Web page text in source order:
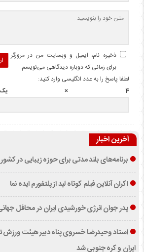
ذخیره نام، ایمیل و وبسایت من در مرورگر
برای زمانی که دوباره دیدگاهی می‌نویسم.
لطفا پاسخ را به عدد انگلیسی وارد کنید:
4 × یک =
آخرین اخبار
برنامه‌های بلند مدتی برای حوزه زیبایی در
اکران آنلاین فیلم کوتاه لید از پلتفورم ایده نما
پدر جوان انرژی خورشیدی ایران در محافل
استاد وحیدرضا خسروی پناه دبیر هیئت ورزش
ایران و کره جنوبی شد